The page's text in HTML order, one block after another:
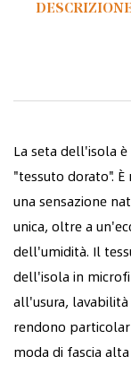
DESCRIZIONE
La seta dell'isola
"tessuto dorato".
una sensazione
unica, oltre a
dell'umidità. Il
dell'isola in
all'usura,
rendono
moda di fascia